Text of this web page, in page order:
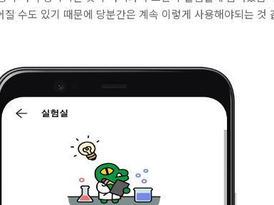
수도 있기 때문에 당분간은 계속 이렇게 사용해야되는 것